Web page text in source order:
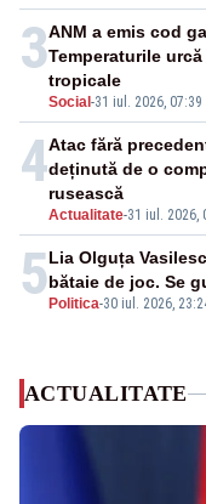
3
Social -31 iul. 2026, 07:39
ANM a emis cod
Temperaturile
tropicale
4
Actualitate-31 iul. 2026,
Atac fără
deținută de o
rusească
5 Politica-30 iul. 2026,
Lia Olguța
bătaie de joc. Se
ACTUALITATE